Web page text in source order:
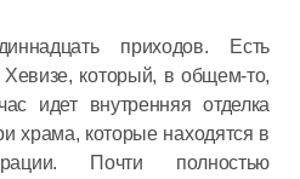
приходов. Есть
который, в общем-то,
идет внутренняя отделка
храма, которые находятся в
Почти полностью